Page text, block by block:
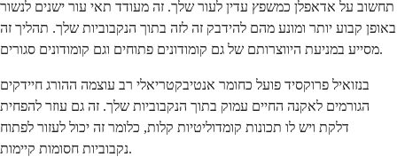
תחשוב על אדאפלן כמשפץ עדין לעור שלך. זה מעודד תאי עור ישנים לנשור
באופן קבוע יותר ומונע מהם להידבק זה לזה בתוך הנקבוביות שלך. תהליך זה
מסייע במניעת היווצרותם של גם קומודונים פתוחים וגם קומודונים סגורים.
בנזואיל פרוקסיד פועל כחומר אנטיבקטריאלי רב עוצמה ההורג חיידקים
הגורמים לאקנה החיים עמוק בתוך הנקבוביות שלך. זה גם עוזר להפחית
דלקת ויש לו תכונות קומדוליטיות קלות, כלומר זה יכול לעזור לפתוח
נקבוביות חסומות קיימות.